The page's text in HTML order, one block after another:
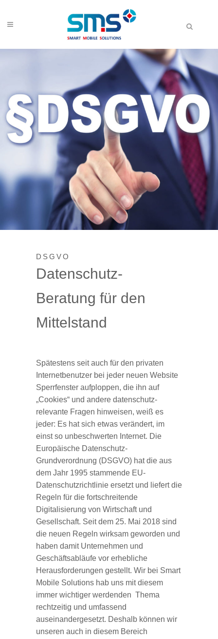
DSGVO
Datenschutz-
Beratung für den
Mittelstand
Spätestens seit auch für den privaten
Internetbenutzer bei jeder neuen Website
Sperrfenster aufploppen, die ihn auf
„Cookies“ und andere datenschutz-
relevante Fragen hinweisen, weiß es
jeder: Es hat sich etwas verändert, im
einst so unbeschwerten Internet. Die
Europäische Datenschutz-
Grundverordnung (DSGVO) hat die aus
dem Jahr 1995 stammende EU-
Datenschutzrichtlinie ersetzt und liefert die
Regeln für die fortschreitende
Digitalisierung von Wirtschaft und
Gesellschaft. Seit dem 25. Mai 2018 sind
die neuen Regeln wirksam geworden und
haben damit Unternehmen und
Geschäftsabläufe vor erhebliche
Herausforderungen gestellt. Wir bei Smart
Mobile Solutions hab uns mit diesem
immer wichtiger werdenden Thema
rechtzeitig und umfassend
auseinandergesetzt. Deshalb können wir
unseren auch in diesem Bereich